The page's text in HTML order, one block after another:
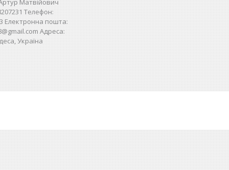
Матвійович
Телефон:
Електронна пошта:
Адреса:
Україна